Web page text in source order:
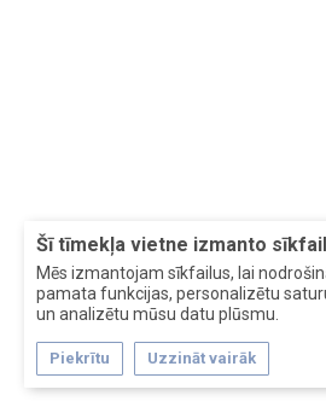
Šī tīmekļa vietne izmanto
Mēs izmantojam sīkfailus, lai
pamata funkcijas, personalizētu
un analizētu mūsu datu plūsmu.
Piekrītu Uzzināt vairāk